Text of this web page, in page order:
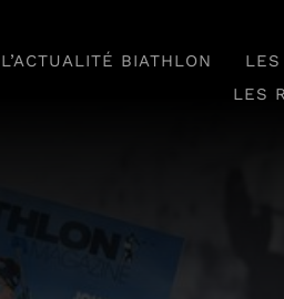
L’ACTUALITÉ BIATHLON
LES